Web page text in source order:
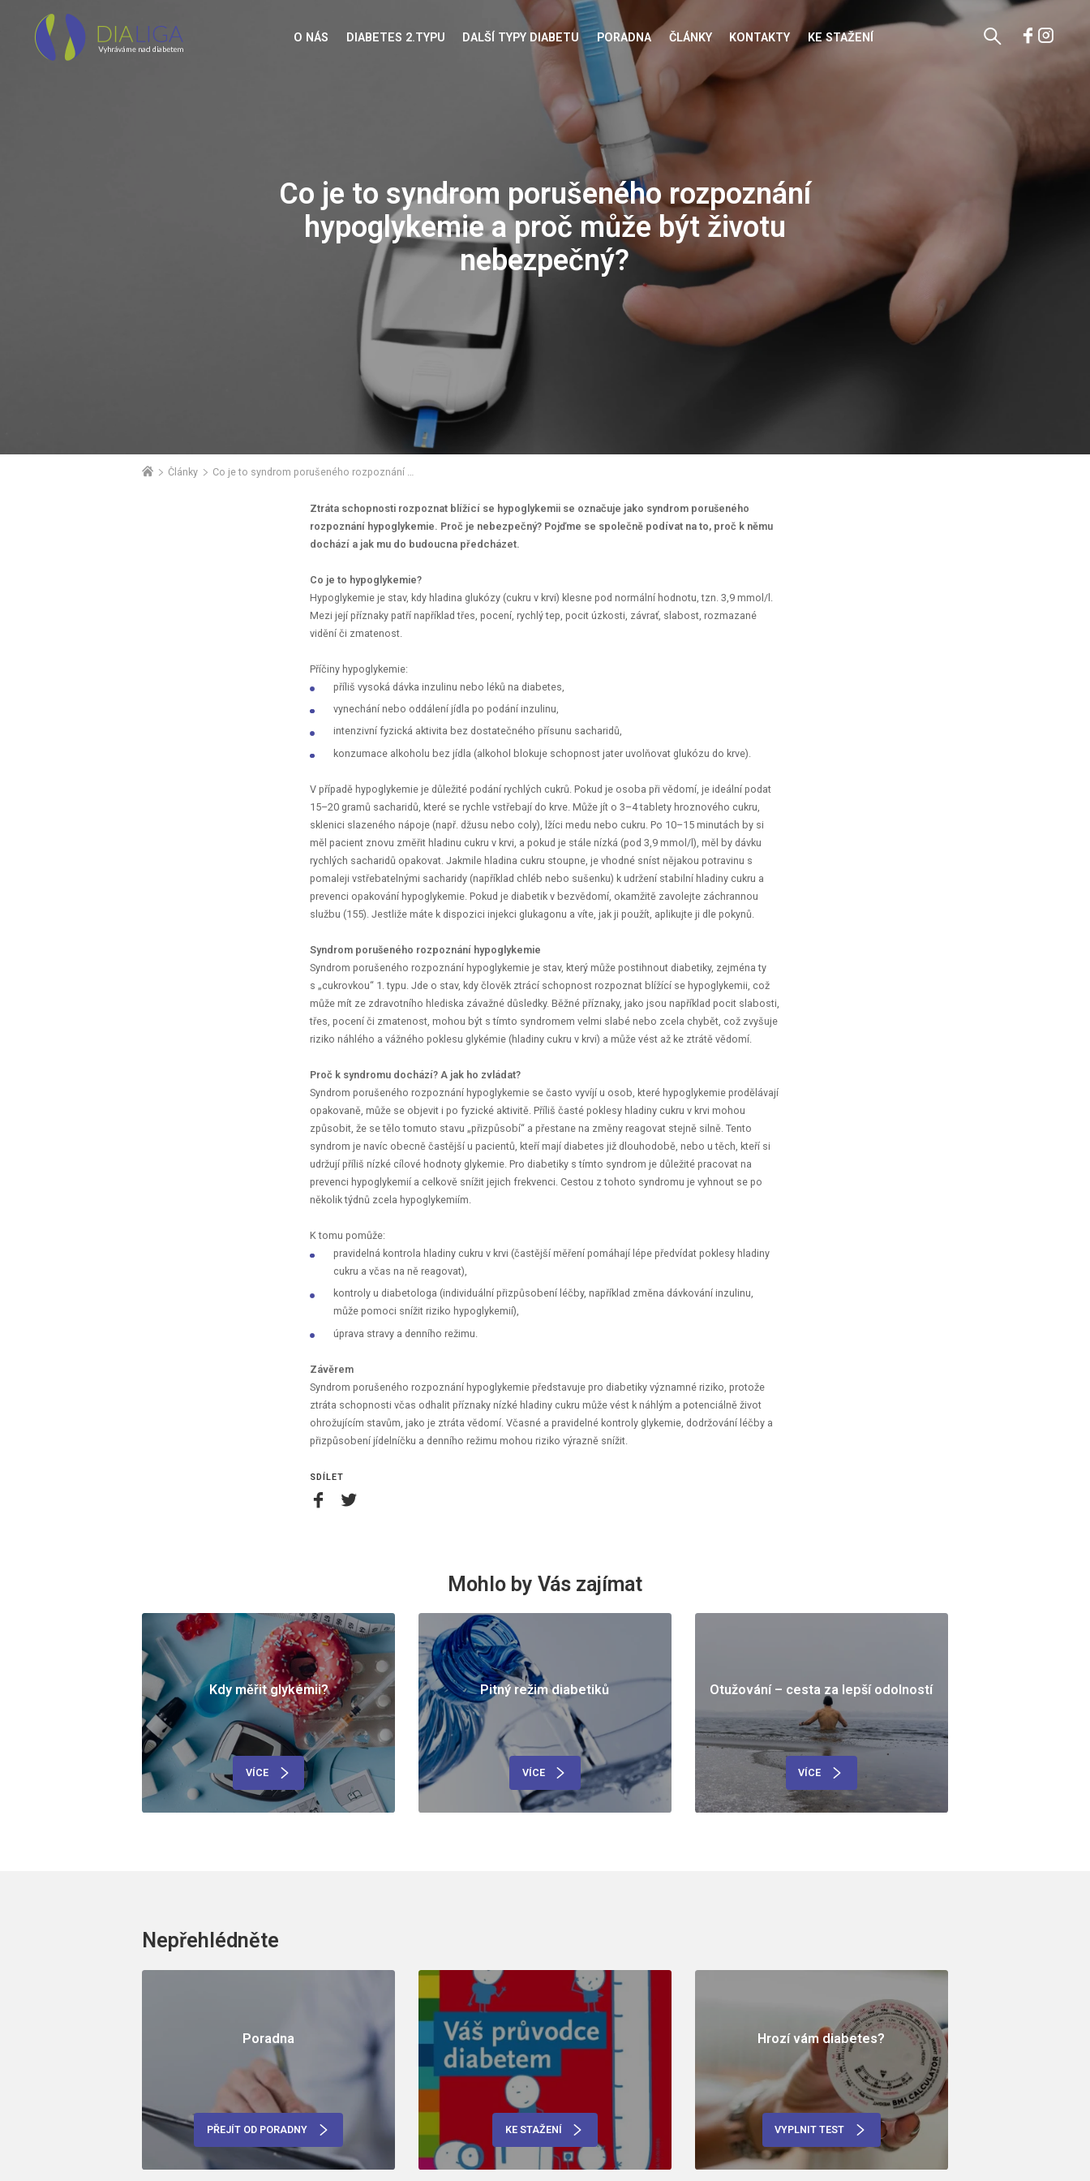
O NÁS DIABETES 2.TYPU DALŠÍ TYPY DIABETU PORADNA ČLÁNKY KONTAKTY KE STAŽENÍ
Co je to syndrom porušeného rozpoznání
hypoglykemie a proč může být životu
nebezpečný?
Články Co je to syndrom porušeného rozpoznání hypoglykemie a proč může být životu nebezpečný?
Ztráta schopnosti rozpoznat blížící se hypoglykemii se označuje jako syndrom porušeného
rozpoznání hypoglykemie. Proč je nebezpečný? Pojďme se společně podívat na to, proč k němu
dochází a jak mu do budoucna předcházet.
Co je to hypoglykemie?
Hypoglykemie je stav, kdy hladina glukózy (cukru v krvi) klesne pod normální hodnotu, tzn. 3,9 mmol/l.
Mezi její příznaky patří například třes, pocení, rychlý tep, pocit úzkosti, závrať, slabost, rozmazané
vidění či zmatenost.
Příčiny hypoglykemie:
příliš vysoká dávka inzulinu nebo léků na diabetes,
vynechání nebo oddálení jídla po podání inzulinu,
intenzivní fyzická aktivita bez dostatečného přísunu sacharidů,
konzumace alkoholu bez jídla (alkohol blokuje schopnost jater uvolňovat glukózu do krve).
V případě hypoglykemie je důležité podání rychlých cukrů. Pokud je osoba při vědomí, je ideální podat
15–20 gramů sacharidů, které se rychle vstřebají do krve. Může jít o 3–4 tablety hroznového cukru,
sklenici slazeného nápoje (např. džusu nebo coly), lžíci medu nebo cukru. Po 10–15 minutách by si
měl pacient znovu změřit hladinu cukru v krvi, a pokud je stále nízká (pod 3,9 mmol/l), měl by dávku
rychlých sacharidů opakovat. Jakmile hladina cukru stoupne, je vhodné sníst nějakou potravinu s
pomaleji vstřebatelnými sacharidy (například chléb nebo sušenku) k udržení stabilní hladiny cukru a
prevenci opakování hypoglykemie. Pokud je diabetik v bezvědomí, okamžitě zavolejte záchrannou
službu (155). Jestliže máte k dispozici injekci glukagonu a víte, jak ji použít, aplikujte ji dle pokynů.
Syndrom porušeného rozpoznání hypoglykemie
Syndrom porušeného rozpoznání hypoglykemie je stav, který může postihnout diabetiky, zejména ty
s „cukrovkou“ 1. typu. Jde o stav, kdy člověk ztrácí schopnost rozpoznat blížící se hypoglykemii, což
může mít ze zdravotního hlediska závažné důsledky. Běžné příznaky, jako jsou například pocit slabosti,
třes, pocení či zmatenost, mohou být s tímto syndromem velmi slabé nebo zcela chybět, což zvyšuje
riziko náhlého a vážného poklesu glykémie (hladiny cukru v krvi) a může vést až ke ztrátě vědomí.
Proč k syndromu dochází? A jak ho zvládat?
Syndrom porušeného rozpoznání hypoglykemie se často vyvíjí u osob, které hypoglykemie prodělávají
opakovaně, může se objevit i po fyzické aktivitě. Příliš časté poklesy hladiny cukru v krvi mohou
způsobit, že se tělo tomuto stavu „přizpůsobí“ a přestane na změny reagovat stejně silně. Tento
syndrom je navíc obecně častější u pacientů, kteří mají diabetes již dlouhodobě, nebo u těch, kteří si
udržují příliš nízké cílové hodnoty glykemie. Pro diabetiky s tímto syndrom je důležité pracovat na
prevenci hypoglykemií a celkově snížit jejich frekvenci. Cestou z tohoto syndromu je vyhnout se po
několik týdnů zcela hypoglykemiím.
K tomu pomůže:
pravidelná kontrola hladiny cukru v krvi (častější měření pomáhají lépe předvídat poklesy hladiny
cukru a včas na ně reagovat),
kontroly u diabetologa (individuální přizpůsobení léčby, například změna dávkování inzulinu,
může pomoci snížit riziko hypoglykemií),
úprava stravy a denního režimu.
Závěrem
Syndrom porušeného rozpoznání hypoglykemie představuje pro diabetiky významné riziko, protože
ztráta schopnosti včas odhalit příznaky nízké hladiny cukru může vést k náhlým a potenciálně život
ohrožujícím stavům, jako je ztráta vědomí. Včasné a pravidelné kontroly glykemie, dodržování léčby a
přizpůsobení jídelníčku a denního režimu mohou riziko výrazně snížit.
SDÍLET
Mohlo by Vás zajímat
Kdy měřit glykémii?
VÍCE
Pitný režim diabetiků
VÍCE
Otužování – cesta za lepší odolností
VÍCE
Nepřehlédněte
Poradna
PŘEJÍT OD PORADNY KE STAŽENÍ
Hrozí vám diabetes?
VYPLNIT TEST